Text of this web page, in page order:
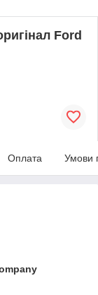
Ford
Оплата Умови